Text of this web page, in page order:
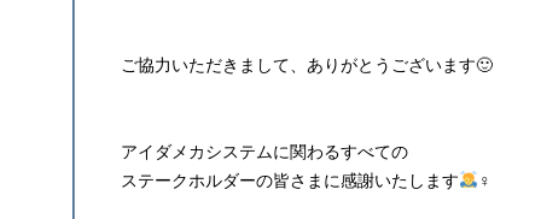
ご協力いただきまして、ありがとうございます🙂
アイダメカシステムに関わるすべての
ステークホルダーの皆さまに感謝いたします
‍♀️